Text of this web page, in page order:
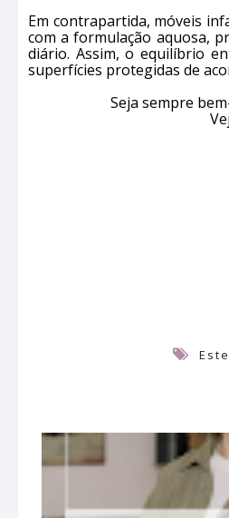
Em contrapartida, móveis
com a formulação aquosa,
diário. Assim, o equilíbrio
superfícies protegidas de
Seja sempre